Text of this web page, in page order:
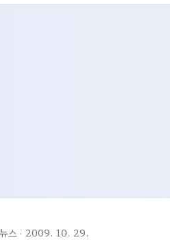
스· 2009. 10. 29.